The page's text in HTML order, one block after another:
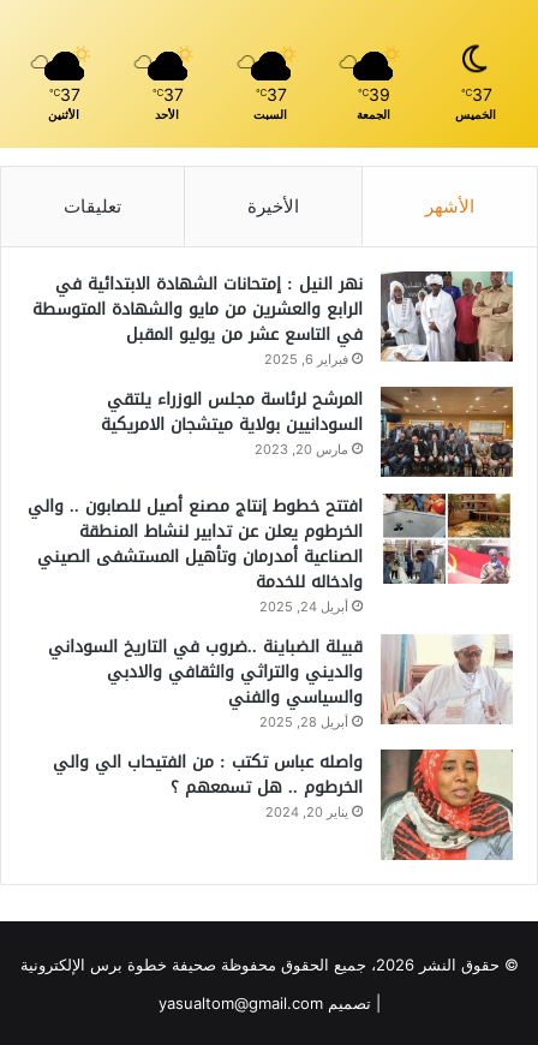
37
℃
الخميس
39
℃
الجمعة
37
℃
السبت
37
℃
الأحد
37
℃
الأثنين
الأشهر الأخيرة تعليقات
نهر النيل : إمتحانات الشهادة الابتدائية في
الرابع والعشرين من مايو والشهادة المتوسطة
في التاسع عشر من يوليو المقبل
فبراير 6, 2025
المرشح لرئاسة مجلس الوزراء يلتقي
السودانيين بولاية ميتشجان الامريكية
مارس 20, 2023
افتتح خطوط إنتاج مصنع أصيل للصابون .. والي
الخرطوم يعلن عن تدابير لنشاط المنطقة
الصناعية أمدرمان وتأهيل المستشفى الصيني
وادخاله للخدمة
أبريل 24, 2025
قبيلة الضباينة ..ضروب في التاريخ السوداني
والديني والتراثي والثقافي والادبي
والسياسي والفني
أبريل 28, 2025
واصله عباس تكتب : من الفتيحاب الي والي
الخرطوم .. هل تسمعهم ؟
يناير 20, 2024
© حقوق النشر 2026، جميع الحقوق محفوظة صحيفة خطوة برس الإلكترونية
| تصميم yasualtom@gmail.com